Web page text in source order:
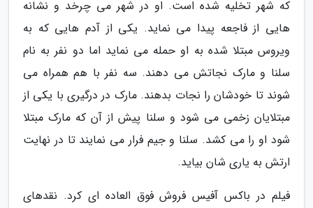
که شهر تخلیه شده است. او در شهر می چرخد و نشانه
هایی از فاجعه پیدا می نماید. یکی از آدم هایی که به
ویروس مبتلا شده به او حمله می نماید اما دو نفر به نام
سلنا و مارک نجاتش می دهند. سه نفر با هم همراه می
شوند تا خودشان را نجات بدهند. مارک در درگیری با یکی از
مبتلایان زخمی می شود و سلنا پیش از آن که مارک مبتلا
شود او را می کشد. سلنا و جیم فرار می نمایند تا در نهایت
ارتش به یاری شان بیاید.
فیلم در باکس آفیس فروش فوق العاده ای کرد. نقدهای